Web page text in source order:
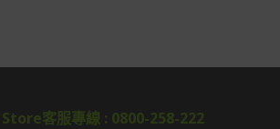
客服專線 : 0800-258-222